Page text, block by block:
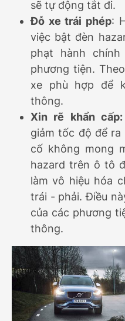
sẽ tự động tắt đi.
Đỗ xe trái phép:
việc bật đèn
phạt hành
phương tiện.
xe phù hợp để
thông.
Xin rẽ khẩn cấp:
giảm tốc độ để
cố không mong
hazard trên ô tô
làm vô hiệu hóa
trái - phải. Điều
của các phương
thông.